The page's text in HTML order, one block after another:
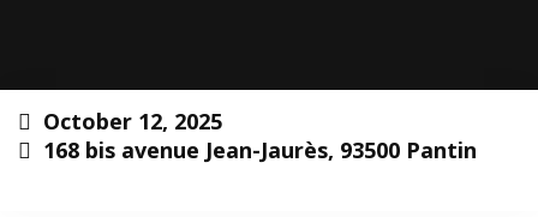
October 12, 2025
168 bis avenue Jean-Jaurès, 93500 Pantin